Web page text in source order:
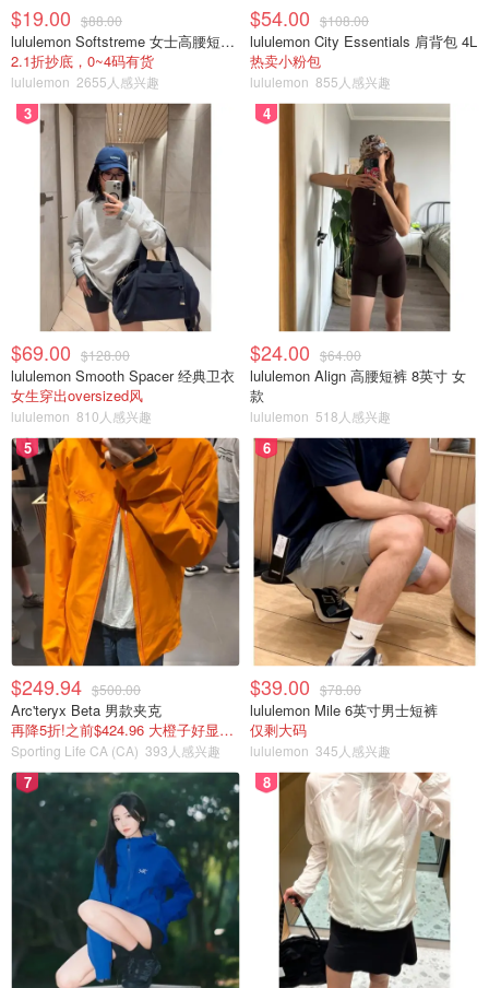
$19.00 $88.00
lululemon Softstreme 女士高腰短裤 10cm
2.1折抄底，0~4码有货
lululemon 2655人感兴趣
$54.00 $108.00
lululemon City Essentials 肩背包 4L
热卖小粉包
lululemon 855人感兴趣
3
$69.00 $128.00
lululemon Smooth Spacer 经典卫衣
女生穿出oversized风
lululemon 810人感兴趣
4
$24.00 $64.00
lululemon Align 高腰短裤 8英寸 女
款
lululemon 518人感兴趣
5
$249.94 $500.00
Arc'teryx Beta 男款夹克
再降5折!之前$424.96 大橙子好显白 蹲补
Sporting Life CA (CA) 393人感兴趣
6
$39.00 $78.00
lululemon Mile 6英寸男士短裤
仅剩大码
lululemon 345人感兴趣
7 8